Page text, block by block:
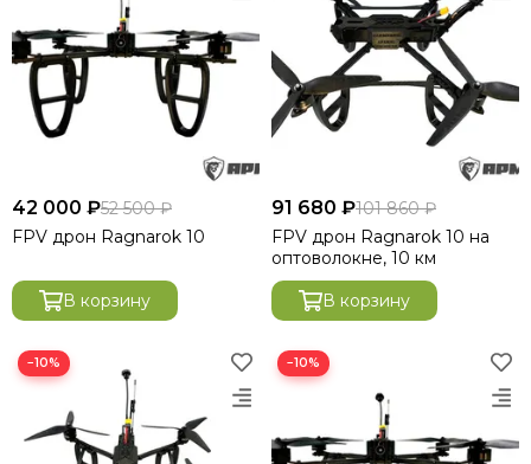
42 000 ₽52 500 ₽
FРV дpон Ragnarok 10
В корзину
91 680 ₽101 860 ₽
FРV дpон Ragnarok 10 на
оптоволокне, 10 км
В корзину
−10% −10%